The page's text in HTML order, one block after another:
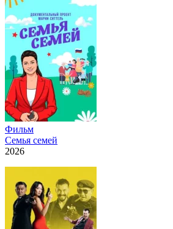
Фильм
Семья семей
2026